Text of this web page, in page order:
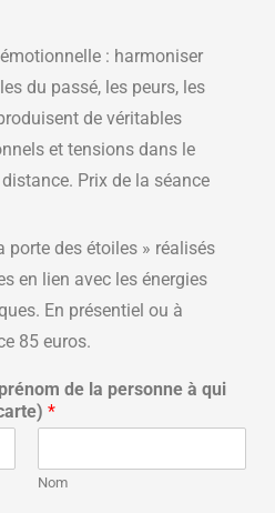
: harmoniser
du passé, les peurs, les
de véritables
et tensions dans le
Prix de la séance
porte des étoiles » réalisés
en lien avec les énergies
En présentiel ou à
85 euros.
de la personne à qui
*
Nom